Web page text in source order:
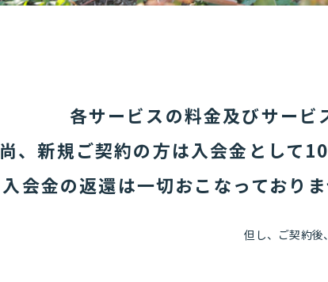
各サービスの料金及びサービ
尚、新規ご契約の方は入会金として
入会金の返還は一切おこなっており
但し、ご契約後